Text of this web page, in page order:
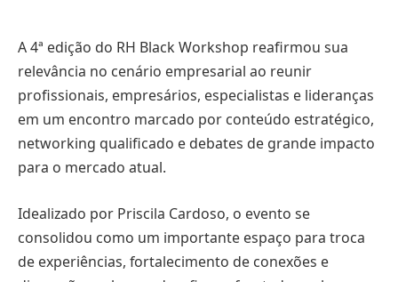
A 4ª edição do RH Black Workshop reafirmou sua
relevância no cenário empresarial ao reunir
profissionais, empresários, especialistas e lideranças
em um encontro marcado por conteúdo estratégico,
networking qualificado e debates de grande impacto
para o mercado atual.
Idealizado por Priscila Cardoso, o evento se
consolidou como um importante espaço para troca
de experiências, fortalecimento de conexões e